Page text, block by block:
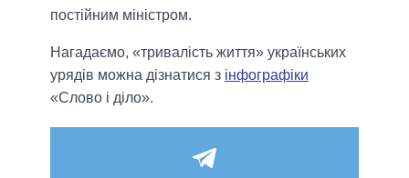
постійним міністром.
Нагадаємо, «тривалість життя» українських
урядів можна дізнатися з інфографіки
«Слово і діло».